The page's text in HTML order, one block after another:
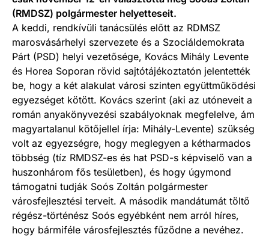
(RMDSZ) polgármester helyetteseit.
A keddi, rendkívüli tanácsülés előtt az RDMSZ
marosvásárhelyi szervezete és a Szociáldemokrata
Párt (PSD) helyi vezetősége, Kovács Mihály Levente
és Horea Soporan rövid sajtótájékoztatón jelentették
be, hogy a két alakulat városi szinten együttműködési
egyezséget kötött. Kovács szerint (aki az utóneveit a
román anyakönyvezési szabályoknak megfelelve, ám
magyartalanul kötőjellel írja: Mihály-Levente) szükség
volt az egyezségre, hogy meglegyen a kétharmados
többség (tíz RMDSZ-es és hat PSD-s képviselő van a
huszonhárom fős tesületben), és hogy úgymond
támogatni tudják Soós Zoltán polgármester
városfejlesztési terveit. A második mandátumát töltő
régész-történész Soós egyébként nem arról híres,
hogy bármiféle városfejlesztés fűződne a nevéhez.